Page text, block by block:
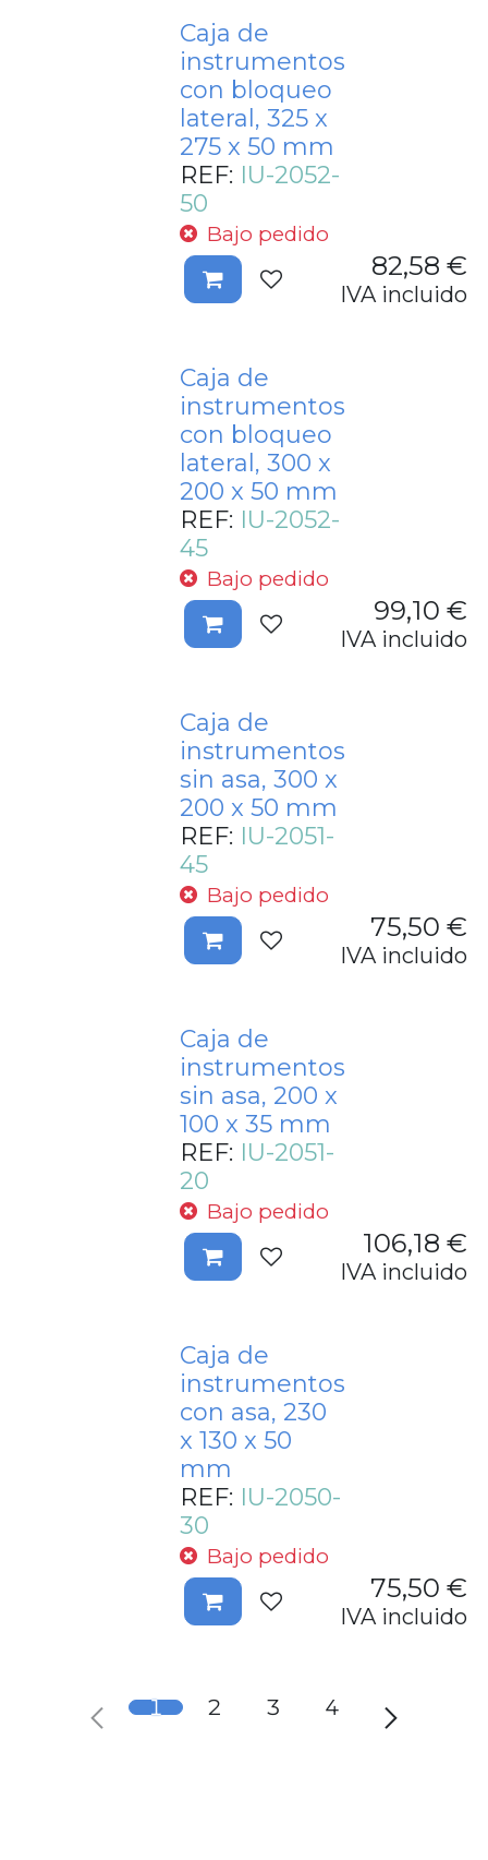
Caja de
instrumentos
con bloqueo
lateral, 325 x
275 x 50 mm
REF: IU-2052-
50
Bajo pedido
82,58 €
IVA incluido
Caja de
instrumentos
con bloqueo
lateral, 300 x
200 x 50 mm
REF: IU-2052-
45
Bajo pedido
99,10 €
IVA incluido
Caja de
instrumentos
sin asa, 300 x
200 x 50 mm
REF: IU-2051-
45
Bajo pedido
75,50 €
IVA incluido
Caja de
instrumentos
sin asa, 200 x
100 x 35 mm
REF: IU-2051-
20
Bajo pedido
106,18 €
IVA incluido
Caja de
instrumentos
con asa, 230
x 130 x 50
mm
REF: IU-2050-
30
Bajo pedido
75,50 €
IVA incluido
1 2 3 4